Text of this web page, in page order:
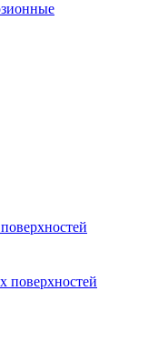
поверхностей